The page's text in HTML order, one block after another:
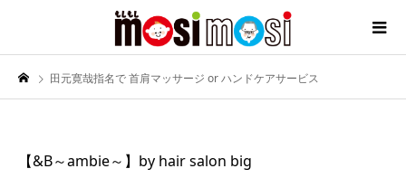
田元寛哉指名で 首肩マッサージ or ハンドケアサービス
【&B～ambie～】by hair salon big